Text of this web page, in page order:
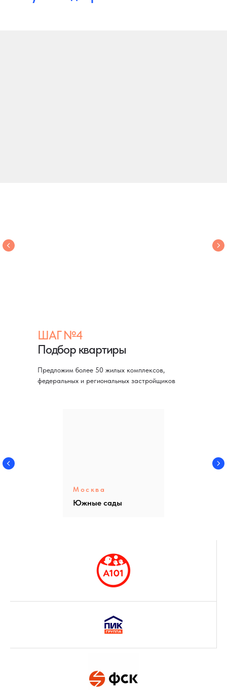
Предложим более 50 жилых комплексов,
федеральных и региональных застройщиков
ШАГ №4
Подбор квартиры
Москва
Южные сады